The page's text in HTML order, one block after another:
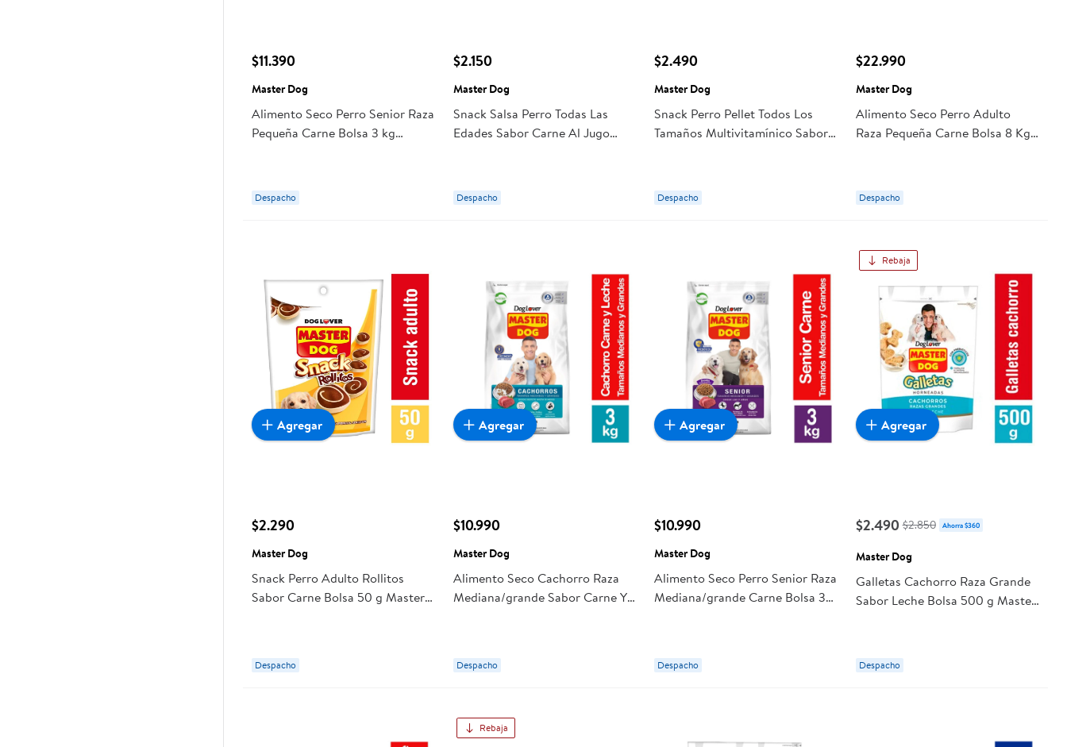
$11.390
Master Dog
Alimento Seco Perro Senior Raza
Pequeña Carne Bolsa 3 kg
Despacho
$2.150
Master Dog
Snack Salsa Perro Todas Las
Edades Sabor Carne Al Jugo
Despacho
$2.490
Master Dog
Snack Perro Pellet Todos Los
Tamaños Multivitamínico Sabor
Despacho
$22.990
Master Dog
Alimento Seco Perro Adulto
Raza Pequeña Carne Bolsa 8 Kg
Despacho
$2.290
Master Dog
Snack Perro Adulto Rollitos
Sabor Carne Bolsa 50 g Master
Despacho
Agregar
$10.990
Master Dog
Alimento Seco Cachorro Raza
Mediana/grande Sabor Carne Y
Despacho
Agregar
$10.990
Master Dog
Alimento Seco Perro Senior Raza
Mediana/grande Carne Bolsa 3
Despacho
Agregar
Rebaja
$2.490 $2.850 Ahorra $360
Master Dog
Galletas Cachorro Raza Grande
Sabor Leche Bolsa 500 g Master
Despacho
Agregar
Rebaja